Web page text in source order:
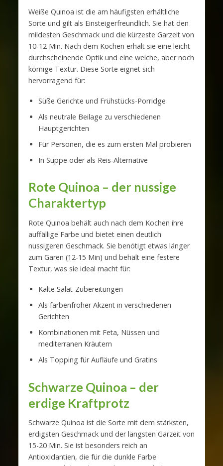
Weiße Quinoa ist die am häufigsten erhältliche
Sorte und gilt als Einsteigerfreundlich. Sie hat den
mildesten Geschmack und die kürzeste Garzeit von
10-12 Min. Nach dem Kochen erhält sie eine leicht
durchscheinende Optik und eine weiche, aber noch
körnige Textur. Diese Sorte eignet sich
hervorragend für:
Süße Gerichte und Frühstücks-Porridge
Als neutrale Beilage zu verschiedenen
Hauptgerichten
Für Personen, die es zum ersten Mal probieren
In Suppe oder als Reis-Alternative
Rote Quinoa – der nussige
Charaktertyp
Rote Quinoa behält auch nach dem Kochen ihre
auffällige Farbe und bietet einen deutlich
nussigeren Geschmack. Sie benötigt etwas länger
zum Garen (12-15 Min) und behält eine festere
Textur, was sie ideal macht für:
Kalte Salat-Zubereitungen
Als farbenfroher Akzent in verschiedenen
Gerichten
Kombinationen mit Feta, Nüssen und
mediterranen Kräutern
Als Topping für Aufläufe und Gratins
Schwarze Quinoa – der
erdige Kraftprotz
Schwarze Quinoa ist die Sorte mit dem stärksten,
erdigsten Geschmack und der längsten Garzeit von
15-20 Min. Sie ist besonders reich an
Antioxidantien, die für die dunkle Farbe